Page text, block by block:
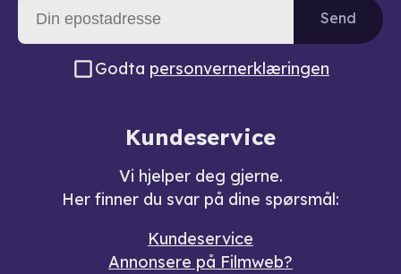
Send
Godta personvernerklæringen
Kundeservice
Vi hjelper deg gjerne.
Her finner du svar på dine spørsmål:
Kundeservice
Annonsere på Filmweb?